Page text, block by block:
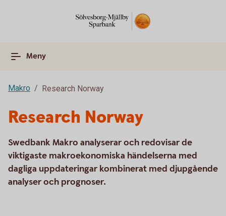
Meny
Makro Research Norway
Research Norway
Swedbank Makro analyserar och redovisar de
viktigaste makroekonomiska händelserna med
dagliga uppdateringar kombinerat med djupgående
analyser och prognoser.